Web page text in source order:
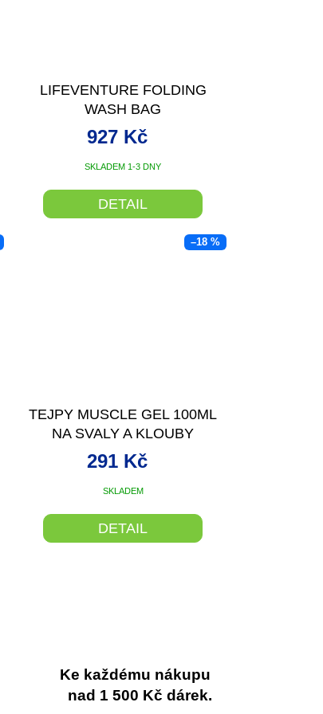
LIFEVENTURE FOLDING
WASH BAG
SKLADEM 1-3 DNY
927 Kč
DETAIL
–18 %
TEJPY MUSCLE GEL 100ML
NA SVALY A KLOUBY
SKLADEM
291 Kč
DETAIL
Ke každému nákupu
nad 1 500 Kč dárek.